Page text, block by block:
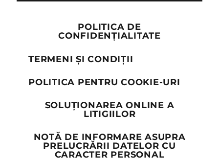
POLITICA DE
CONFIDENȚIALITATE
TERMENI ȘI CONDIȚII
POLITICA PENTRU COOKIE-URI
SOLUȚIONAREA ONLINE A
LITIGIILOR
NOTĂ DE INFORMARE ASUPRA
PRELUCRĂRII DATELOR CU
CARACTER PERSONAL